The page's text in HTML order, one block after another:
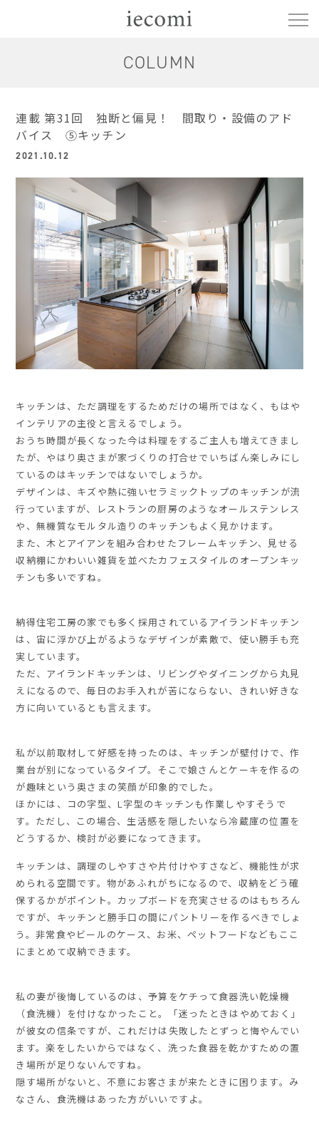
COLUMN
連載 第31回 独断と偏見！ 間取り・設備のアド
バイス ⑤キッチン
2021.10.12
キッチンは、ただ調理をするためだけの場所ではなく、もはや
インテリアの主役と言えるでしょう。
おうち時間が長くなった今は料理をするご主人も増えてきまし
たが、やはり奥さまが家づくりの打合せでいちばん楽しみにし
ているのはキッチンではないでしょうか。
デザインは、キズや熱に強いセラミックトップのキッチンが流
行っていますが、レストランの厨房のようなオールステンレス
や、無機質なモルタル造りのキッチンもよく見かけます。
また、木とアイアンを組み合わせたフレームキッチン、見せる
収納棚にかわいい雑貨を並べたカフェスタイルのオープンキッ
チンも多いですね。
納得住宅工房の家でも多く採用されているアイランドキッチン
は、宙に浮かび上がるようなデザインが素敵で、使い勝手も充
実しています。
ただ、アイランドキッチンは、リビングやダイニングから丸見
えになるので、毎日のお手入れが苦にならない、きれい好きな
方に向いているとも言えます。
私が以前取材して好感を持ったのは、キッチンが壁付けで、作
業台が別になっているタイプ。そこで娘さんとケーキを作るの
が趣味という奥さまの笑顔が印象的でした。
ほかには、コの字型、L字型のキッチンも作業しやすそうで
す。ただし、この場合、生活感を隠したいなら冷蔵庫の位置を
どうするか、検討が必要になってきます。
キッチンは、調理のしやすさや片付けやすさなど、機能性が求
められる空間です。物があふれがちになるので、収納をどう確
保するかがポイント。カップボードを充実させるのはもちろん
ですが、キッチンと勝手口の間にパントリーを作るべきでしょ
う。非常食やビールのケース、お米、ペットフードなどもここ
にまとめて収納できます。
私の妻が後悔しているのは、予算をケチって食器洗い乾燥機
（食洗機）を付けなかったこと。「迷ったときはやめておく」
が彼女の信条ですが、これだけは失敗したとずっと悔やんでい
ます。楽をしたいからではなく、洗った食器を乾かすための置
き場所が足りないんですね。
隠す場所がないと、不意にお客さまが来たときに困ります。み
なさん、食洗機はあった方がいいですよ。